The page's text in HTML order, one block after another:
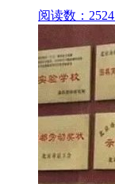
阅读数：2524